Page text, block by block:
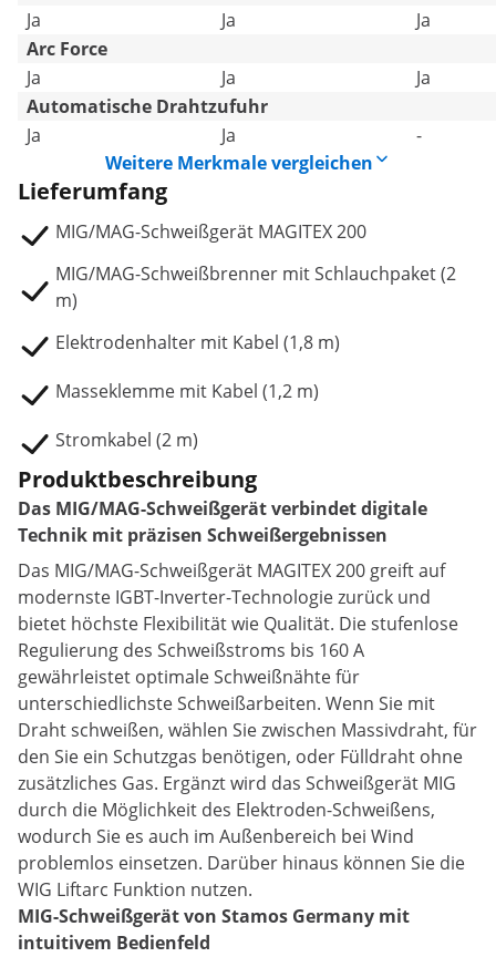
Ja
Ja
Ja
Arc Force
Ja
Ja
Ja
Automatische Drahtzufuhr
Ja
Ja
-
Weitere Merkmale vergleichen
Lieferumfang
MIG/MAG-Schweißgerät MAGITEX 200
MIG/MAG-Schweißbrenner mit Schlauchpaket (2
m)
Elektrodenhalter mit Kabel (1,8 m)
Masseklemme mit Kabel (1,2 m)
Stromkabel (2 m)
Produktbeschreibung
Das MIG/MAG-Schweißgerät verbindet digitale
Technik mit präzisen Schweißergebnissen
Das MIG/MAG-Schweißgerät MAGITEX 200 greift auf
modernste IGBT-Inverter-Technologie zurück und
bietet höchste Flexibilität wie Qualität. Die stufenlose
Regulierung des Schweißstroms bis 160 A
gewährleistet optimale Schweißnähte für
unterschiedlichste Schweißarbeiten. Wenn Sie mit
Draht schweißen, wählen Sie zwischen Massivdraht, für
den Sie ein Schutzgas benötigen, oder Fülldraht ohne
zusätzliches Gas. Ergänzt wird das Schweißgerät MIG
durch die Möglichkeit des Elektroden-Schweißens,
wodurch Sie es auch im Außenbereich bei Wind
problemlos einsetzen. Darüber hinaus können Sie die
WIG Liftarc Funktion nutzen.
MIG-Schweißgerät von Stamos Germany mit
intuitivem Bedienfeld